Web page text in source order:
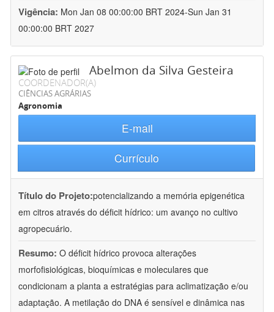
Vigência: Mon Jan 08 00:00:00 BRT 2024-Sun Jan 31
00:00:00 BRT 2027
Abelmon da Silva Gesteira
COORDENADOR(A)
CIÊNCIAS AGRÁRIAS
Agronomia
E-mail
Currículo
Título do Projeto:potencializando a memória epigenética
em citros através do déficit hídrico: um avanço no cultivo
agropecuário.
Resumo: O déficit hídrico provoca alterações
morfofisiológicas, bioquímicas e moleculares que
condicionam a planta a estratégias para aclimatização e/ou
adaptação. A metilação do DNA é sensível e dinâmica nas